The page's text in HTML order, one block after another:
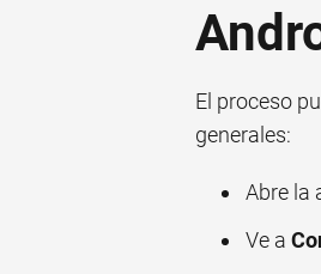
El proceso
generales:
Abre la
Ve a